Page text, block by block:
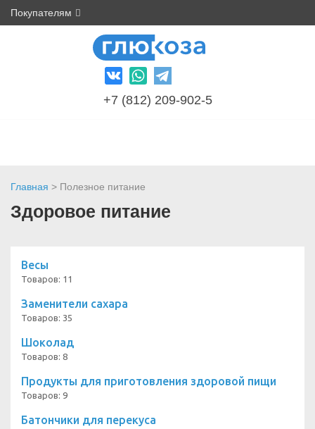
Покупателям
+7 (812) 209-902-5
Главная > Полезное питание
Здоровое питание
Весы
Товаров: 11
Заменители сахара
Товаров: 35
Шоколад
Товаров: 8
Продукты для приготовления здоровой пищи
Товаров: 9
Батончики для перекуса